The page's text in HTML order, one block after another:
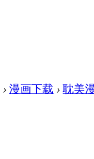
› 漫画下载 › 耽美